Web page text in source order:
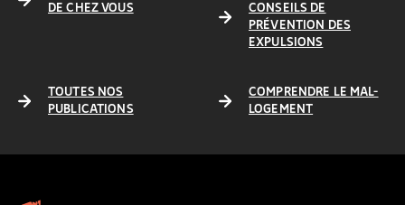
DE CHEZ VOUS
CONSEILS DE
PRÉVENTION DES
EXPULSIONS
TOUTES NOS
PUBLICATIONS
COMPRENDRE LE MAL-
LOGEMENT